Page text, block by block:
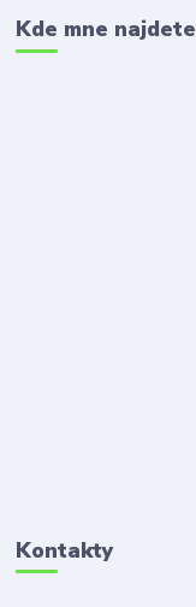
Kde mne najdete
Kontakty